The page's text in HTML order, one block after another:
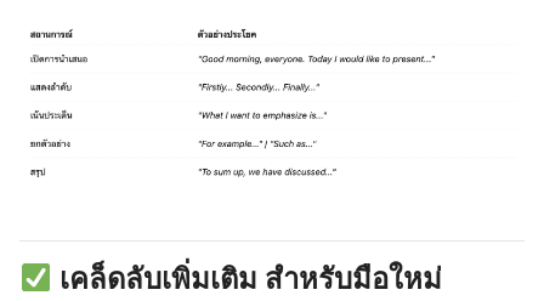
เคล็ดลับเพิ่มเติม สำหรับมือใหม่